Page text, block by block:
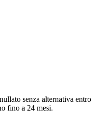
senza alternativa entro
fino a 24 mesi.